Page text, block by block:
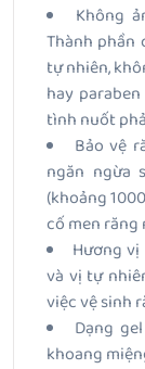
Không
Thành
tự nhiên,
hay
tình nuốt
Bảo vệ
ngăn ngừa
(khoảng
cố men răng
Hương
và vị tự
việc vệ sinh
Dạng
khoang